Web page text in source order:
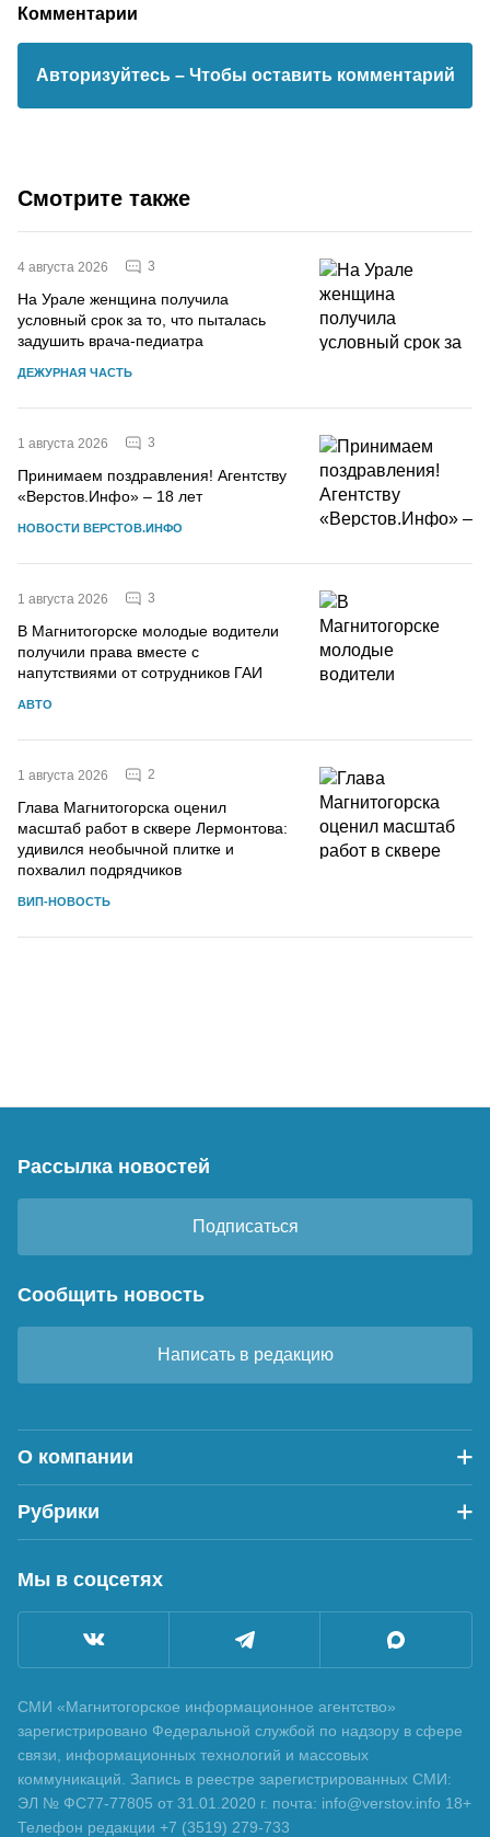
Комментарии
Авторизуйтесь – Чтобы оставить комментарий
Смотрите также
4 августа 2026 3
На Урале женщина получила
условный срок за то, что пыталась
задушить врача-педиатра
ДЕЖУРНАЯ ЧАСТЬ
1 августа 2026 3
Принимаем поздравления! Агентству
«Верстов.Инфо» – 18 лет
НОВОСТИ ВЕРСТОВ.ИНФО
1 августа 2026 3
В Магнитогорске молодые водители
получили права вместе с
напутствиями от сотрудников ГАИ
АВТО
1 августа 2026 2
Глава Магнитогорска оценил
масштаб работ в сквере Лермонтова:
удивился необычной плитке и
похвалил подрядчиков
ВИП-НОВОСТЬ
Рассылка новостей
Подписаться
Сообщить новость
Написать в редакцию
О компании
Рубрики
Мы в соцсетях
СМИ «Магнитогорское информационное агентство»
зарегистрировано Федеральной службой по надзору в сфере
связи, информационных технологий и массовых
коммуникаций. Запись в реестре зарегистрированных СМИ:
ЭЛ № ФС77-77805 от 31.01.2020 г. почта: info@verstov.info 18+
Телефон редакции +7 (3519) 279-733